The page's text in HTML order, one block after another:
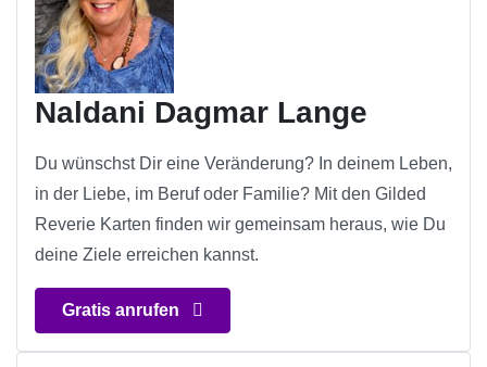
Naldani Dagmar Lange
Du wünschst Dir eine Veränderung? In deinem Leben,
in der Liebe, im Beruf oder Familie? Mit den Gilded
Reverie Karten finden wir gemeinsam heraus, wie Du
deine Ziele erreichen kannst.
Gratis anrufen